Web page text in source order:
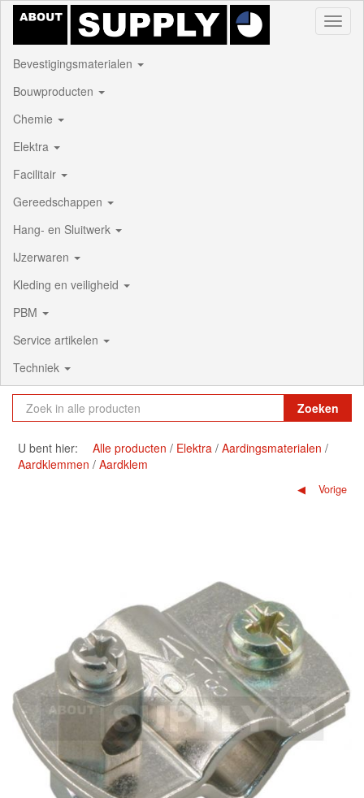
Bevestigingsmaterialen
Bouwproducten
Chemie
Elektra
Facilitair
Gereedschappen
Hang- en Sluitwerk
IJzerwaren
Kleding en veiligheid
PBM
Service artikelen
Techniek
Zoeken
U bent hier: Alle producten Elektra Aardingsmaterialen
Aardklemmen
Aardklem
Vorige